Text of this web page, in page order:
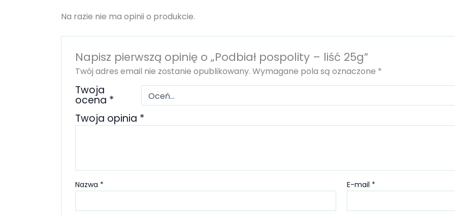
Na razie nie ma opinii o produkcie.
Napisz pierwszą opinię o „Podbiał pospolity – liść 25g”
Twój adres email nie zostanie opublikowany. Wymagane pola są oznaczone *
Twoja
ocena *
Twoja opinia *
Nazwa * E-mail *